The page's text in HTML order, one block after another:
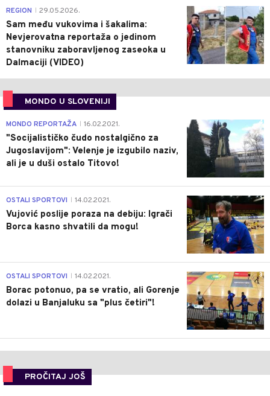
0
REGION 29.05.2026.
Sam među vukovima i šakalima:
Nevjerovatna reportaža o jedinom
stanovniku zaboravljenog zaseoka u
Dalmaciji (VIDEO)
MONDO U SLOVENIJI
4
MONDO REPORTAŽA 16.02.2021.
"Socijalističko čudo nostalgično za
Jugoslavijom": Velenje je izgubilo naziv,
ali je u duši ostalo Titovo!
1
OSTALI SPORTOVI 14.02.2021.
Vujović poslije poraza na debiju: Igrači
Borca kasno shvatili da mogu!
3
OSTALI SPORTOVI 14.02.2021.
Borac potonuo, pa se vratio, ali Gorenje
dolazi u Banjaluku sa "plus četiri"!
PROČITAJ JOŠ